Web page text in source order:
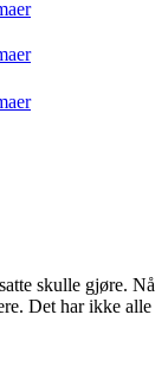
skulle gjøre. Nå
Det har ikke alle